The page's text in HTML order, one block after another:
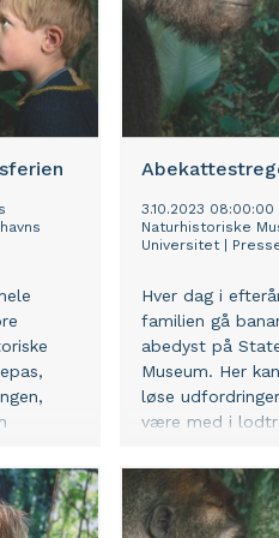
Nu
nye
som
på
St.
af
sin
St.
3.10.2023 08:00:00
Naturhistoriske
Universitet|
Hver dag i
familien gå
abedyst på
Museum. Her
løse
være med i